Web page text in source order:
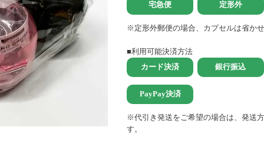
※定形外郵便の場合、カプセルは省か
■利用可能決済方法
※代引き発送をご希望の場合は、発送
す。